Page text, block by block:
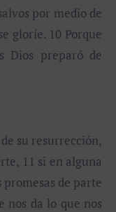
por medio de
gloríe. 10 Porque
Dios preparó de
su resurrección,
11 si en alguna
de parte
nos da lo que nos